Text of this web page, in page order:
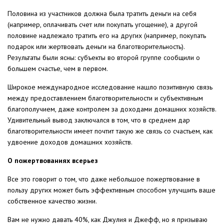
Половина из участников должна была тратить деньги на себя
(например, оплачивать счет или покупать угощение), а другой
половине надлежало тратить его на других (например, покупать
подарок или жертвовать деньги на благотворительность).
Результаты были ясны: субъекты во второй группе сообщили о
большем счастье, чем в первом.
Широкое международное исследование нашло позитивную связь
между предоставлением благотворительности и субъективным
благополучием, даже контролем за доходами домашних хозяйств.
Удивительный вывод заключался в том, что в среднем дар
благотворительности имеет почтит такую же связь со счастьем, как
удвоение доходов домашних хозяйств.
О пожертвованиях всерьез
Все это говорит о том, что даже небольшое пожертвование в
пользу других может быть эффективным способом улучшить ваше
собственное качество жизни.
Вам не нужно давать 40%, как Джулия и Джефф, но я призываю